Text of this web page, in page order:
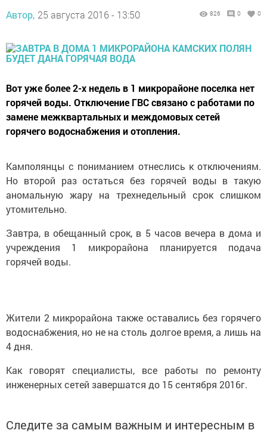
Автор, 25 августа 2016 - 13:50 826 0 0
Вот уже более 2-х недель в 1 микрорайоне поселка нет
горячей воды. Отключение ГВС связано с работами по
замене межквартальных и междомовых сетей
горячего водоснабжения и отопления.
Камполянцы с пониманием отнеслись к отключениям.
Но второй раз остаться без горячей воды в такую
аномальную жару на трехнедельный срок слишком
утомительно.
Завтра, в обещанный срок, в 5 часов вечера в дома и
учреждения 1 микрорайона планируется подача
горячей воды.
Жители 2 микрорайона также оставались без горячего
водоснабжения, но не на столь долгое время, а лишь на
4 дня.
Как говорят специалисты, все работы по ремонту
инженерных сетей завершатся до 15 сентября 2016г.
Следите за самым важным и интересным в